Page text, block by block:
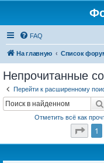
FAQ
На главную Список
Непрочитанные
Перейти к расширенному
Отметить всё как
1